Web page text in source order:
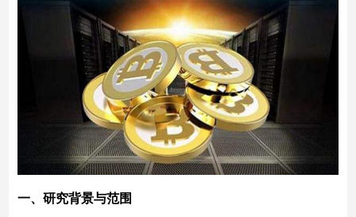
一、研究背景与范围